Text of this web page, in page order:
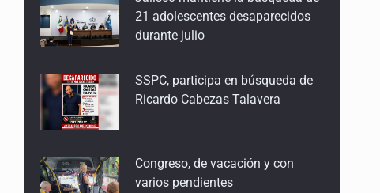
20 de Abril de 2026
No es cuota, es historia
13 de Abril de 2026
La violencia que estamos criando
30 de Marzo de 2026
Discriminación desde el estrado
SSPC, participa en búsqueda de
Ricardo Cabezas Talavera
Congreso, de vacación y con
Identifican a más implicados